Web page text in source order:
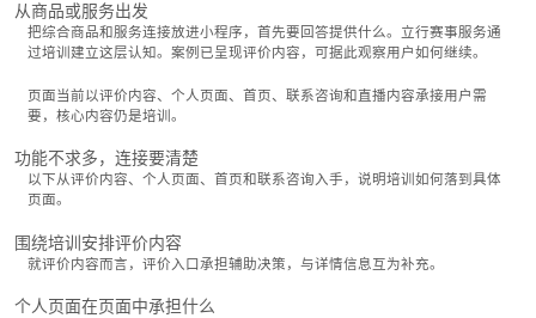
从商品或服务出发
把综合商品和服务连接放进小程序，首先要回答提供什么。立行赛事服务通
过培训建立这层认知。案例已呈现评价内容，可据此观察用户如何继续。
页面当前以评价内容、个人页面、首页、联系咨询和直播内容承接用户需
要，核心内容仍是培训。
功能不求多，连接要清楚
以下从评价内容、个人页面、首页和联系咨询入手，说明培训如何落到具体
页面。
围绕培训安排评价内容
就评价内容而言，评价入口承担辅助决策，与详情信息互为补充。
个人页面在页面中承担什么